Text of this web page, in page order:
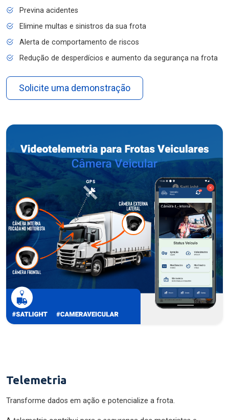
Previna acidentes
Elimine multas e sinistros da sua frota
Alerta de comportamento de riscos
Redução de desperdícios e aumento da segurança na frota
Solicite uma demonstração
Telemetria
Transforme dados em ação e potencialize a frota.